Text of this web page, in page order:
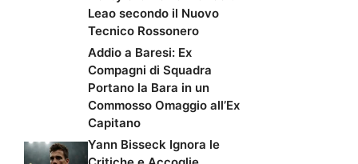
Leao secondo il Nuovo
Tecnico Rossonero
Addio a Baresi: Ex
Compagni di Squadra
Portano la Bara in un
Commosso Omaggio all’Ex
Capitano
Yann Bisseck Ignora le